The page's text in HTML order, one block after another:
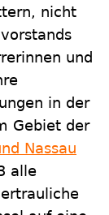
nicht
und
in der
Gebiet der
Nassau
alle